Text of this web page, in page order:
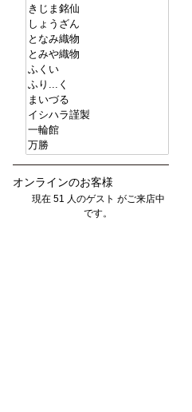
オンラインのお客様
現在 51 人のゲスト がご来店中
です。